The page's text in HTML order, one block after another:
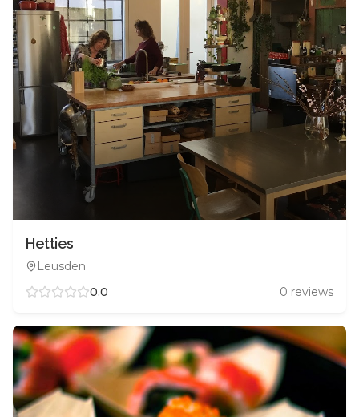
Hetties
Leusden
0.0
0 reviews